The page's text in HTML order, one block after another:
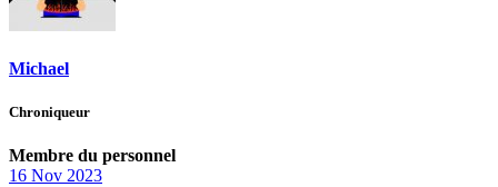
Michael
Chroniqueur
Membre du personnel
16 Nov 2023